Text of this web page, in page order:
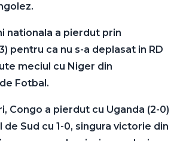
nationala a pierdut prin
pentru ca nu s-a deplasat in RD
meciul cu Niger din
Fotbal.
Congo a pierdut cu Uganda (2-0)
de Sud cu 1-0, singura victorie din